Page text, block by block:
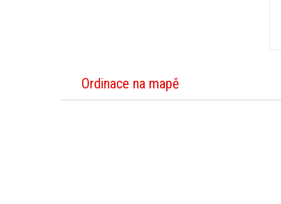
Ordinace na mapě